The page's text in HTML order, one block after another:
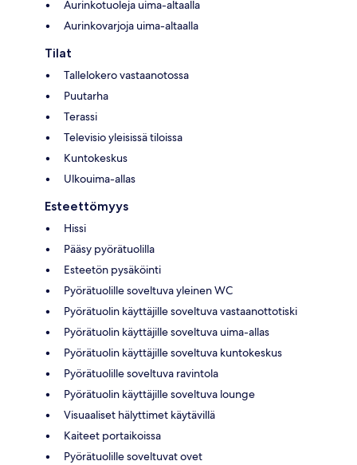
Aurinkotuoleja uima-altaalla
Aurinkovarjoja uima-altaalla
Tilat
Tallelokero vastaanotossa
Puutarha
Terassi
Televisio yleisissä tiloissa
Kuntokeskus
Ulkouima-allas
Esteettömyys
Hissi
Pääsy pyörätuolilla
Esteetön pysäköinti
Pyörätuolille soveltuva yleinen WC
Pyörätuolin käyttäjille soveltuva vastaanottotiski
Pyörätuolin käyttäjille soveltuva uima-allas
Pyörätuolin käyttäjille soveltuva kuntokeskus
Pyörätuolille soveltuva ravintola
Pyörätuolin käyttäjille soveltuva lounge
Visuaaliset hälyttimet käytävillä
Kaiteet portaikoissa
Pyörätuolille soveltuvat ovet